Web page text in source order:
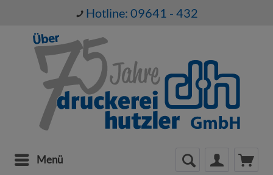
Hotline: 09641 - 432
Menü